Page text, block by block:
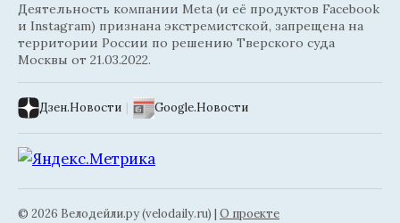
Деятельность компании Meta (и её продуктов Facebook
и Instagram) признана экстремистской, запрещена на
территории России по решению Тверского суда
Москвы от 21.03.2022.
Дзен.Новости | Google.Новости
© 2026 Велодейли.ру (velodaily.ru) | О проекте